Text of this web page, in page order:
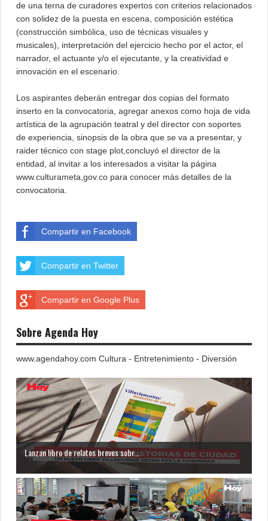
de una terna de curadores expertos con criterios relacionados
con solidez de la puesta en escena, composición estética
(construcción simbólica, uso de técnicas visuales y
musicales), interpretación del ejercicio hecho por el actor, el
narrador, el actuante y/o el ejecutante, y la creatividad e
innovación en el escenario.
Los aspirantes deberán entregar dos copias del formato
inserto en la convocatoria, agregar anexos como hoja de vida
artística de la agrupación teatral y del director con soportes
de experiencia, sinopsis de la obra que se va a presentar, y
raider técnico con stage plot,concluyó el director de la
entidad, al invitar a los interesados a visitar la página
www.culturameta,gov.co para conocer más detalles de la
convocatoria.
Compartir en Facebook
Compartir en Twitter
Compartir en Google Plus
Sobre Agenda Hoy
www.agendahoy.com Cultura - Entretenimiento - Diversión
Lanzan libro de relatos breves sobr...